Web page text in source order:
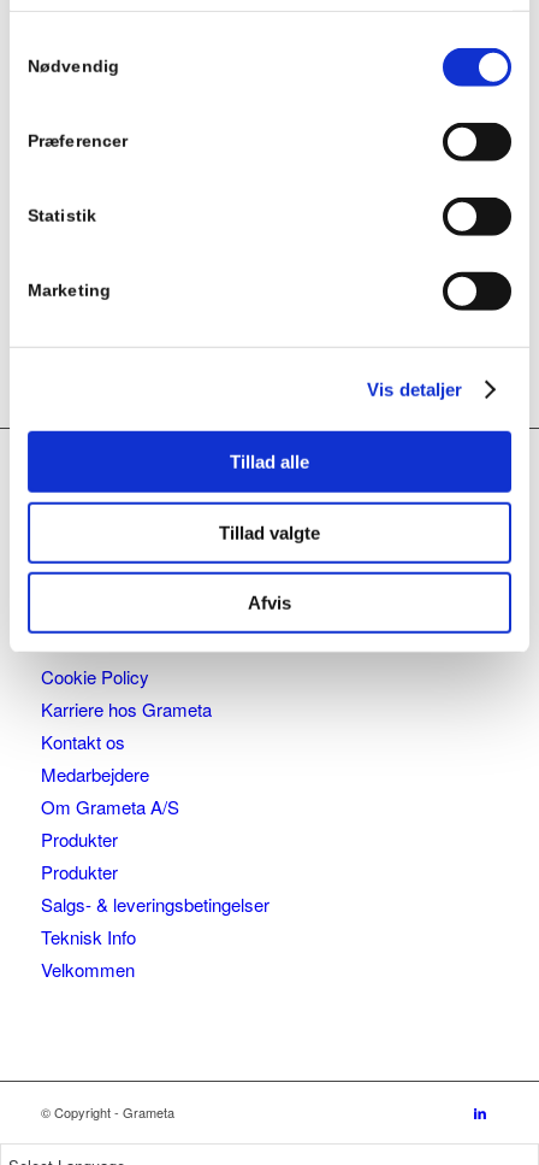
Nødvendig
Præferencer
Statistik
Marketing
Vis detaljer
Tillad alle
Tillad valgte
Afvis
Kommentar
INTERESTING LINKS
Here are some interesting links for you! Enjoy your stay :)
SIDER
Cookie Policy
Karriere hos Grameta
Kontakt os
Medarbejdere
Om Grameta A/S
Produkter
Produkter
Salgs- & leveringsbetingelser
Teknisk Info
Velkommen
© Copyright - Grameta